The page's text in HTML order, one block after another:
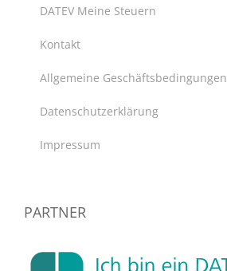
DATEV Meine Steuern
Kontakt
Allgemeine Geschäftsbedingungen
Datenschutzerklärung
Impressum
PARTNER